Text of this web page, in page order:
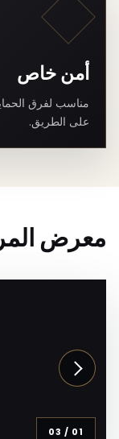
أمن خاص
مناسب لفرق
على الطريق.
معرض
01
/
03